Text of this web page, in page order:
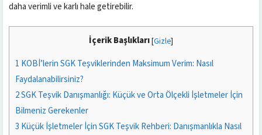
daha verimli ve karlı hale getirebilir.
İçerik Başlıkları[Gizle]
1 KOBİ’lerin SGK Teşviklerinden Maksimum Verim: Nasıl
Faydalanabilirsiniz?
2SGK Teşvik Danışmanlığı: Küçük ve Orta Ölçekli İşletmeler İçin
Bilmeniz Gerekenler
3 Küçük İşletmeler İçin SGK Teşvik Rehberi: Danışmanlıkla Nasıl